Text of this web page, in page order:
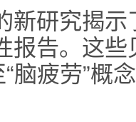
新研究揭示
报告。这
“脑疲劳”概